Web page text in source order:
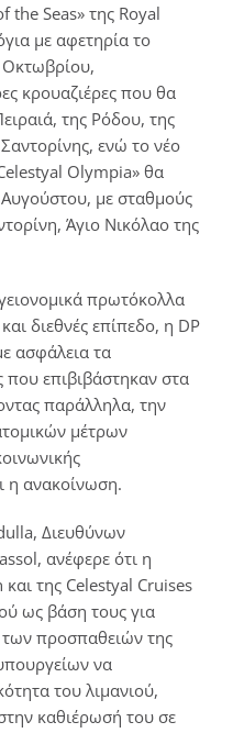
the Seas» της Royal
με αφετηρία το
Οκτωβρίου,
κρουαζιέρες που θα
της Ρόδου, της
ενώ το νέο
Olympia» θα
Αυγούστου, με σταθμούς
Άγιο Νικόλαο της
πρωτόκολλα
διεθνές επίπεδο, η DP
ασφάλεια τα
επιβιβάστηκαν στα
παράλληλα, την
μέτρων
η ανακοίνωση.
Διευθύνων
ανέφερε ότι η
της Celestyal Cruises
ως βάση τους για
των προσπαθειών της
να
του λιμανιού,
καθιέρωσή του σε